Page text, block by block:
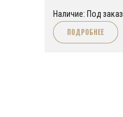
Наличие: Под заказ
ПОДРОБНЕЕ